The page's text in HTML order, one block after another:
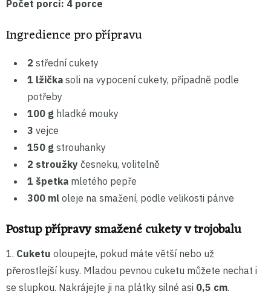
Počet porcí: 4 porce
Ingredience pro přípravu
2 střední cukety
1 lžička soli na vypocení cukety, případně podle
potřeby
100 g hladké mouky
3 vejce
150 g strouhanky
2 stroužky česneku, volitelně
1 špetka mletého pepře
300 ml oleje na smažení, podle velikosti pánve
Postup přípravy smažené cukety v trojobalu
1. Cuketu oloupejte, pokud máte větší nebo už
přerostlejší kusy. Mladou pevnou cuketu můžete nechat i
se slupkou. Nakrájejte ji na plátky silné asi 0,5 cm.